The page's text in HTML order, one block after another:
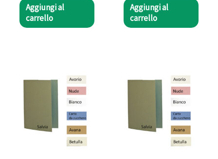
Aggiungi al
carrello
Aggiungi al
carrello